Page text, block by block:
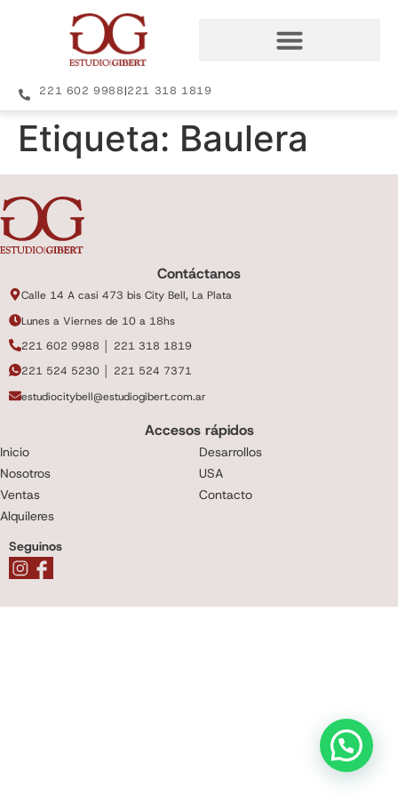
221 602 9988|221 318 1819
Etiqueta: Baulera
Contáctanos
Calle 14 A casi 473 bis City Bell, La Plata
Lunes a Viernes de 10 a 18hs
221 602 9988 │ 221 318 1819
221 524 5230 │ 221 524 7371
estudiocitybell@estudiogibert.com.ar
Accesos rápidos
Inicio
Nosotros
Ventas
Alquileres
Desarrollos
USA
Contacto
Seguinos